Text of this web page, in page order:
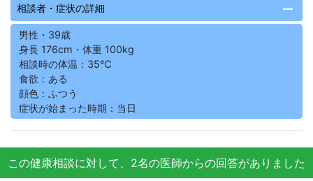
相談者・症状の詳細 remove
男性・39歳
身長 176cm・体重 100kg
相談時の体温：35℃
食欲：ある
顔色：ふつう
症状が始まった時期：当日
この健康相談に対して、2名の医師からの回答がありました